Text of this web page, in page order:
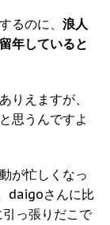
るのに、 浪人
年していると
りえますが、
思うんですよ
が忙しくなっ
daigoさんに比
っ張りだこで